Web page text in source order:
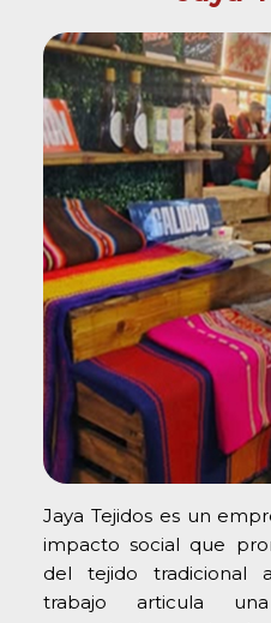
Jaya Tejidos es un
impacto social que
del tejido tradicional
trabajo articula